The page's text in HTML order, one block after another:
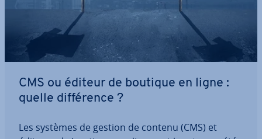
CMS ou éditeur de boutique en ligne :
quelle dif­fé­rence ?
Les systèmes de gestion de contenu (CMS) et